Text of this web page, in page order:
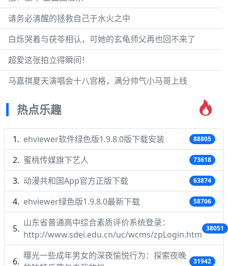
请务必清醒的拯救自己于水火之中
白烁哭着与茯苓相认，可她的玄龟师父再也回不来了
超爱这张拍立得瞬间！
马嘉祺夏天演唱会十八宫格，满分帅气小马哥上线
热点乐趣
ehviewer软件绿色版1.9.8.0版下载安装 88805
蜜桃传媒旗下艺人 73618
动漫共和国App官方正版下载 63874
ehviewer绿色版1.9.8.0最新下载 58706
山东省普通高中综合素质评价系统登录：
http://www.sdei.edu.cn/uc/wcms/zpLogin.htm
38051
曝光一些成年男女的深夜愉悦行为：探索夜晚
31942